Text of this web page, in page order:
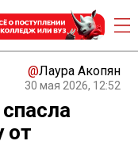
@Лаура Акопян
30 мая 2026, 12:52
от